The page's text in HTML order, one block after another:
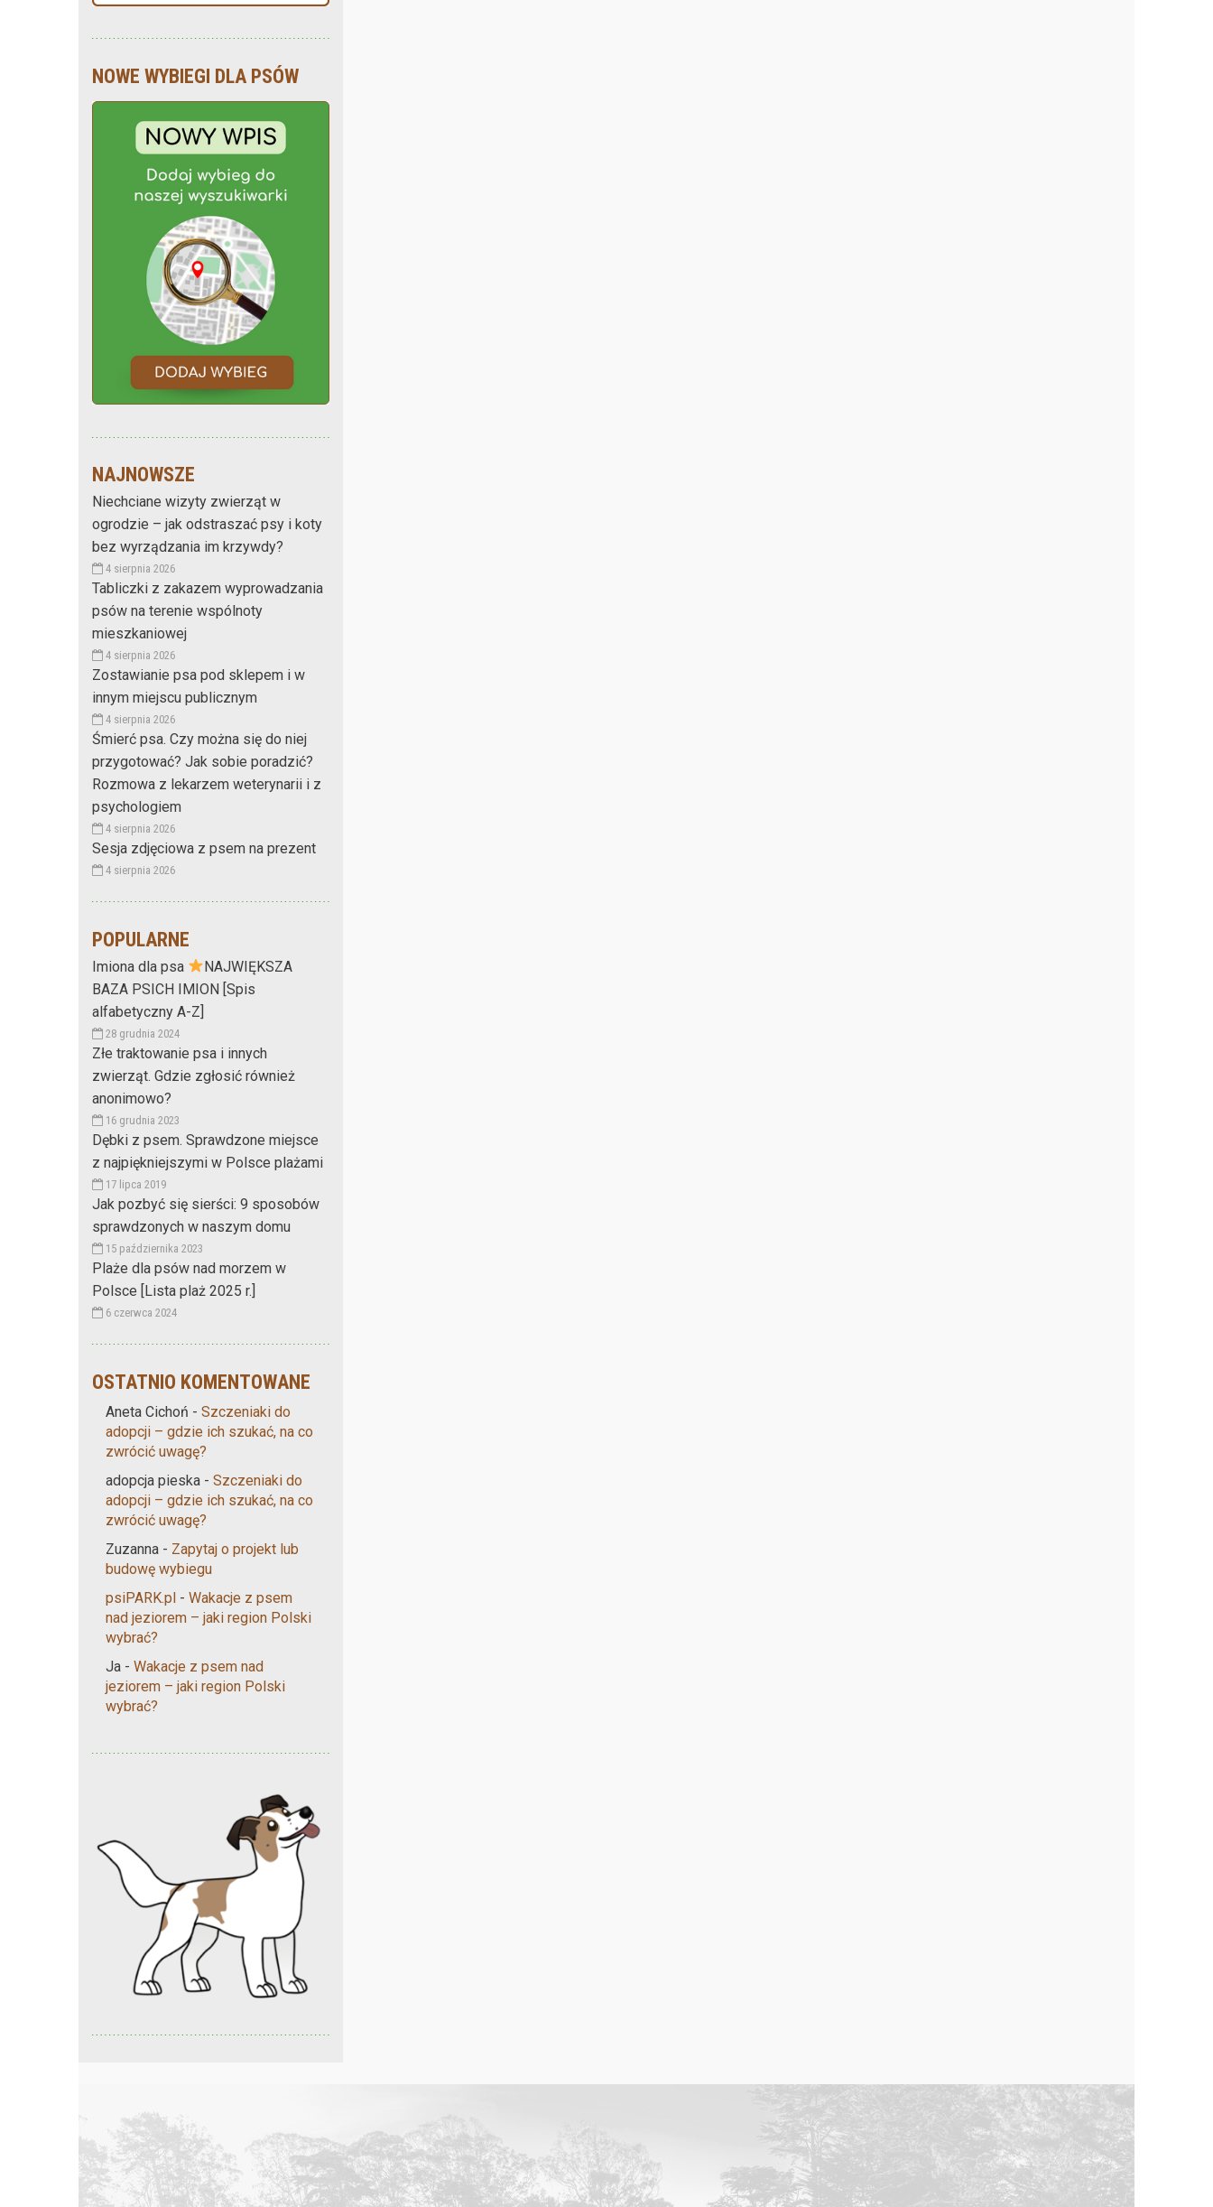
NOWE WYBIEGI DLA PSÓW
NAJNOWSZE
Niechciane wizyty zwierząt w
ogrodzie – jak odstraszać psy i koty
bez wyrządzania im krzywdy?
4 sierpnia 2026
Tabliczki z zakazem wyprowadzania
psów na terenie wspólnoty
mieszkaniowej
4 sierpnia 2026
Zostawianie psa pod sklepem i w
innym miejscu publicznym
4 sierpnia 2026
Śmierć psa. Czy można się do niej
przygotować? Jak sobie poradzić?
Rozmowa z lekarzem weterynarii i z
psychologiem
4 sierpnia 2026
Sesja zdjęciowa z psem na prezent
4 sierpnia 2026
POPULARNE
Imiona dla psa
NAJWIĘKSZA
BAZA PSICH IMION [Spis
alfabetyczny A-Z]
28 grudnia 2024
Złe traktowanie psa i innych
zwierząt. Gdzie zgłosić również
anonimowo?
16 grudnia 2023
Dębki z psem. Sprawdzone miejsce
z najpiękniejszymi w Polsce plażami
17 lipca 2019
Jak pozbyć się sierści: 9 sposobów
sprawdzonych w naszym domu
15 października 2023
Plaże dla psów nad morzem w
Polsce [Lista plaż 2025 r.]
6 czerwca 2024
OSTATNIO KOMENTOWANE
Aneta Cichoń - Szczeniaki do
adopcji – gdzie ich szukać, na co
zwrócić uwagę?
adopcja pieska - Szczeniaki do
adopcji – gdzie ich szukać, na co
zwrócić uwagę?
Zuzanna - Zapytaj o projekt lub
budowę wybiegu
psiPARK.pl - Wakacje z psem
nad jeziorem – jaki region Polski
wybrać?
Ja - Wakacje z psem nad
jeziorem – jaki region Polski
wybrać?